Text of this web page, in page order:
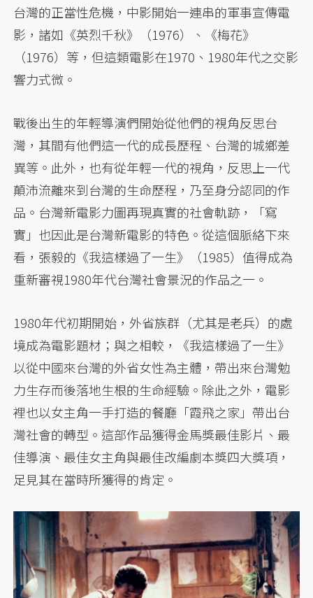
台灣的正當性危機，中影開始一連串的軍事宣傳電
影，諸如《英烈千秋》（1976）、《梅花》
（1976）等，但這類電影在1970、1980年代之交影
響力式微。
戰後出生的年輕導演們開始從他們的視角反思台
灣，其間有他們這一代的成長歷程、台灣的城鄉差
異等。此外，也有從年輕一代的視角，反思上一代
顛沛流離來到台灣的生命歷程，乃至身分認同的作
品。台灣新電影力圖再現真實的社會軌跡，「寫
實」也因此是台灣新電影的特色。從這個脈絡下來
看，張毅的《我這樣過了一生》（1985）值得成為
重新審視1980年代台灣社會景況的作品之一。
1980年代初期開始，外省族群（尤其是老兵）的處
境成為電影題材；與之相較，《我這樣過了一生》
以從中國來台灣的外省女性為主體，帶出來台灣勉
力生存而後落地生根的生命經驗。除此之外，電影
裡也以女主角一手打造的餐廳「霞飛之家」帶出台
灣社會的轉型。這部作品獲得金馬獎最佳影片、最
佳導演、最佳女主角與最佳改編劇本獎四大獎項，
足見其在當時所獲得的肯定。